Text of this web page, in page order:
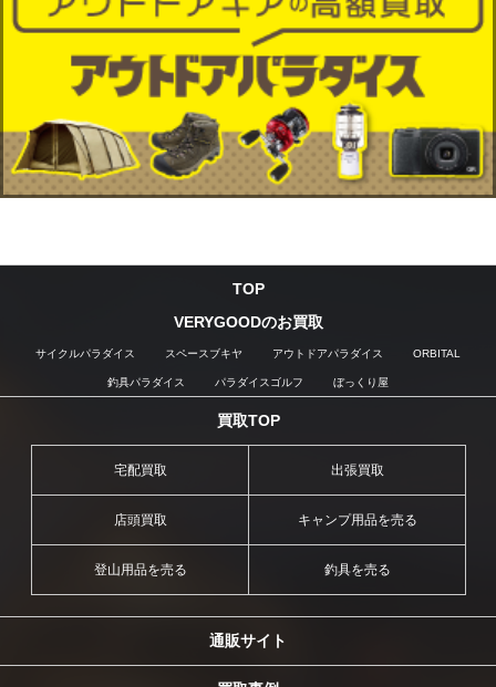
TOP
VERYGOODのお買取
サイクルパラダイス スペースブキヤ アウトドアパラダイス ORBITAL
釣具パラダイス パラダイスゴルフ ぼっくり屋
買取TOP
宅配買取 出張買取
店頭買取 キャンプ用品を売る
登山用品を売る 釣具を売る
通販サイト